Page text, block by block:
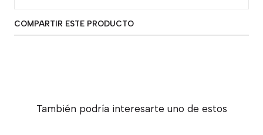
COMPARTIR ESTE PRODUCTO
También podría interesarte uno de estos